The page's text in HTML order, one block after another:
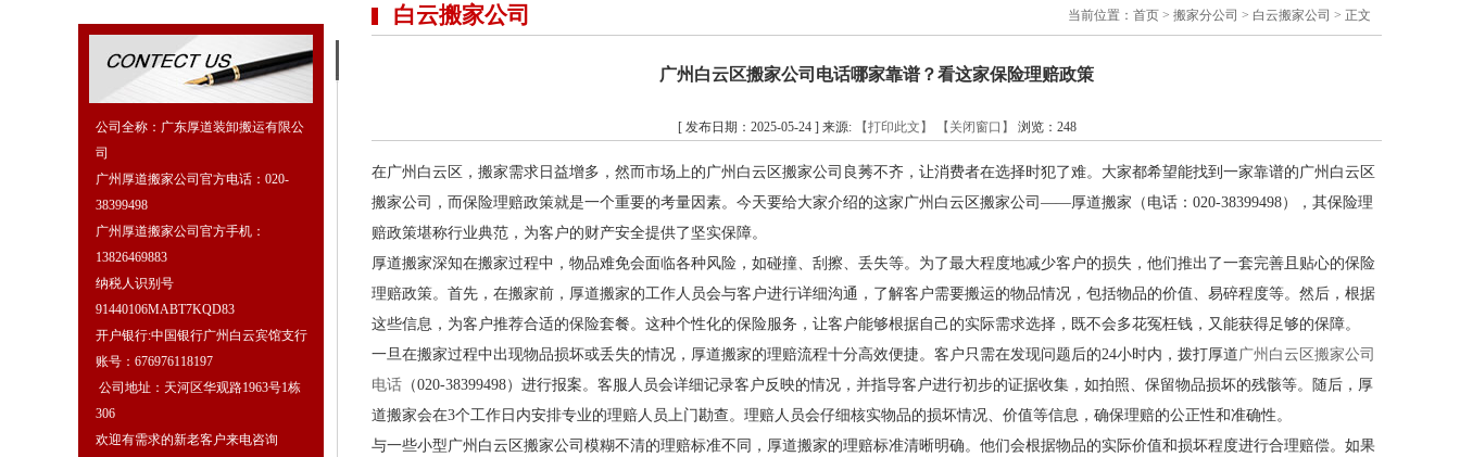
白云搬家公司 当前位置： 首页 > 搬家分公司 > 白云搬家公司 > 正文
广州白云区搬家公司电话哪家靠谱？看这家保险理赔政策
[ 发布日期：2025-05-24 ] 来源: 【打印此文】 【关闭窗口】 浏览： 248
在广州白云区，搬家需求日益增多，然而市场上的广州白云区搬家公司良莠不齐，让消费者在选择时犯了难。大家都希望能找到一家靠谱的广州白云区
搬家公司，而保险理赔政策就是一个重要的考量因素。今天要给大家介绍的这家广州白云区搬家公司——厚道搬家（电话：020-38399498），其保险理
赔政策堪称行业典范，为客户的财产安全提供了坚实保障。
厚道搬家深知在搬家过程中，物品难免会面临各种风险，如碰撞、刮擦、丢失等。为了最大程度地减少客户的损失，他们推出了一套完善且贴心的保险
理赔政策。首先，在搬家前，厚道搬家的工作人员会与客户进行详细沟通，了解客户需要搬运的物品情况，包括物品的价值、易碎程度等。然后，根据
这些信息，为客户推荐合适的保险套餐。这种个性化的保险服务，让客户能够根据自己的实际需求选择，既不会多花冤枉钱，又能获得足够的保障。
一旦在搬家过程中出现物品损坏或丢失的情况，厚道搬家的理赔流程十分高效便捷。客户只需在发现问题后的24小时内，拨打厚道广州白云区搬家公司
电话 （020-38399498）进行报案。客服人员会详细记录客户反映的情况，并指导客户进行初步的证据收集，如拍照、保留物品损坏的残骸等。随后，厚
道搬家会在3个工作日内安排专业的理赔人员上门勘查。理赔人员会仔细核实物品的损坏情况、价值等信息，确保理赔的公正性和准确性。
与一些小型广州白云区搬家公司模糊不清的理赔标准不同，厚道搬家的理赔标准清晰明确。他们会根据物品的实际价值和损坏程度进行合理赔偿。如果
公司全称：广东厚道装卸搬运有限公
司
广州厚道搬家公司官方电话：020-
38399498
广州厚道搬家公司官方手机：
13826469883
纳税人识别号
91440106MABT7KQD83
开户银行:中国银行广州白云宾馆支行
账号：676976118197
公司地址：天河区华观路1963号1栋
306
欢迎有需求的新老客户来电咨询